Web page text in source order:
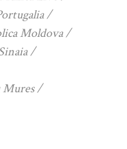
Moldova
Mures